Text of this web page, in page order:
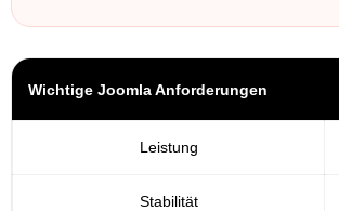
Wichtige Joomla Anforderungen
Leistung
Stabilität